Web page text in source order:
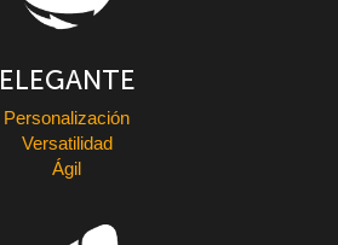
ELEGANTE
Personalización
Versatilidad
Ágil